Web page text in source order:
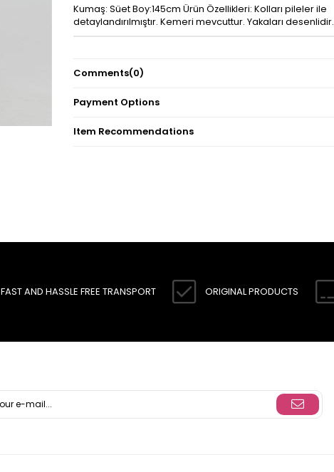
Kumaş: Süet Boy:145cm Ürün Özellikleri: Kolları pileler ile
detaylandırılmıştır. Kemeri mevcuttur. Yakaları desenlidir.
Comments(0)
Payment Options
Item Recommendations
FAST AND HASSLE FREE TRANSPORT ORIGINAL PRODUCTS